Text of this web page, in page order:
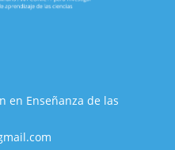
en Enseñanza de las